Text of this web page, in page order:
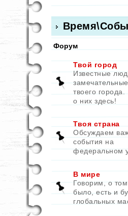
Форум
Твой город
Известные
твоего
о них здесь!
Твоя страна
Обсуждаем
события на
федеральном
В мире
Говорим, о
было, есть и
глобальных